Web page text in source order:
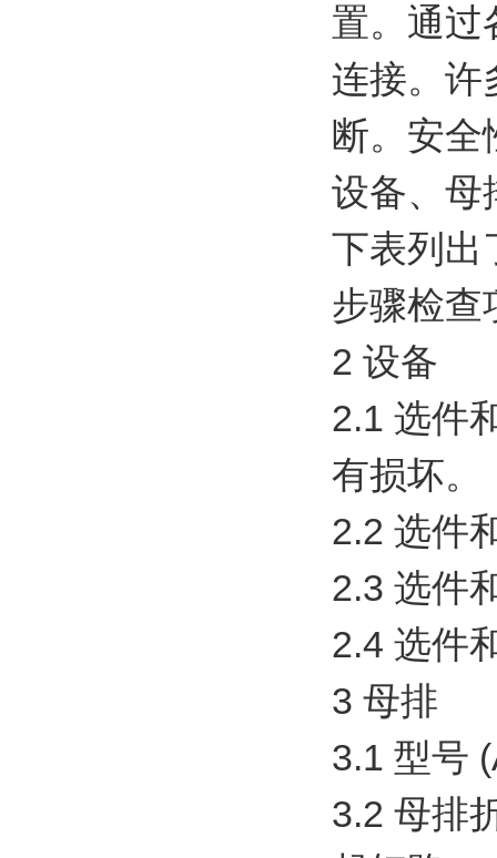
置。通过
连接。许
断。安全
设备、母
下表列出
步骤检查
2 设备
2.1 选件
有损坏。
2.2 选件
2.3 选件
2.4 选件
3 母排
3.1 型号
3.2 母排